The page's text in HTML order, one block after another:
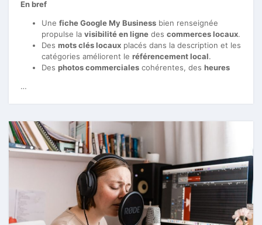
En bref
Une fiche Google My Business bien renseignée
propulse la visibilité en ligne des commerces locaux.
Des mots clés locaux placés dans la description et les
catégories améliorent le référencement local.
Des photos commerciales cohérentes, des heures
…